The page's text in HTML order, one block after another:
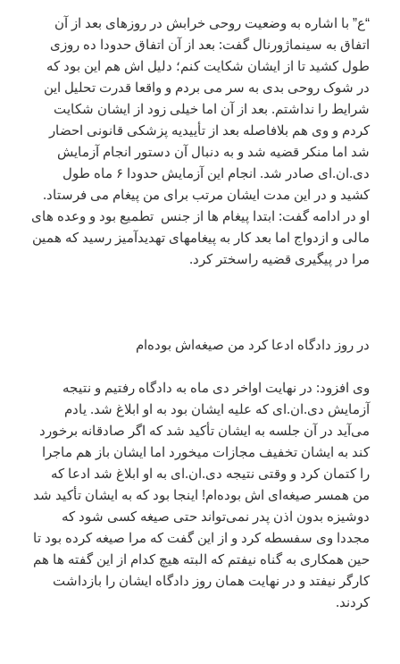
“ع” با اشاره به وضعیت روحی خرابش در روزهای بعد از آن
اتفاق به سینماژورنال گفت: بعد از آن اتفاق حدودا ده روزی
طول کشید تا از ایشان شکایت کنم؛ دلیل اش هم این بود که
در شوک روحی بدی به سر می بردم و واقعا قدرت تحلیل این
شرایط را نداشتم. بعد از آن اما خیلی زود از ایشان شکایت
کردم و وی هم بلافاصله بعد از تأییدیه پزشکی قانونی احضار
شد اما منکر قضیه شد و به دنبال آن دستور انجام آزمایش
دی.ان.ای صادر شد. انجام این آزمایش حدودا ۶ ماه طول
کشید و در این مدت ایشان مرتب برای من پیغام می فرستاد.
او در ادامه گفت: ابتدا پیغام ها از جنس تطمیع بود و وعده های
مالی و ازدواج اما بعد کار به پیغامهای تهدیدآمیز رسید که همین
مرا در پیگیری قضیه راسختر کرد.
در روز دادگاه ادعا کرد من صیغه‌اش بوده‌ام
وی افزود: در نهایت اواخر دی ماه به دادگاه رفتیم و نتیجه
آزمایش دی.ان.ای که علیه ایشان بود به او ابلاغ شد. یادم
می‌آید در آن جلسه به ایشان تأکید شد که اگر صادقانه برخورد
کند به ایشان تخفیف مجازات میخورد اما ایشان باز هم ماجرا
را کتمان کرد و وقتی نتیجه دی.ان.ای به او ابلاغ شد ادعا که
من همسر صیغه‌ای اش بوده‌ام! اینجا بود که به ایشان تأکید شد
دوشیزه بدون اذن پدر نمی‌تواند حتی صیغه کسی شود که
مجددا وی سفسطه کرد و از این گفت که مرا صیغه کرده بود تا
حین همکاری به گناه نیفتم که البته هیچ کدام از این گفته ها هم
کارگر نیفتد و در نهایت همان روز دادگاه ایشان را بازداشت
کردند.